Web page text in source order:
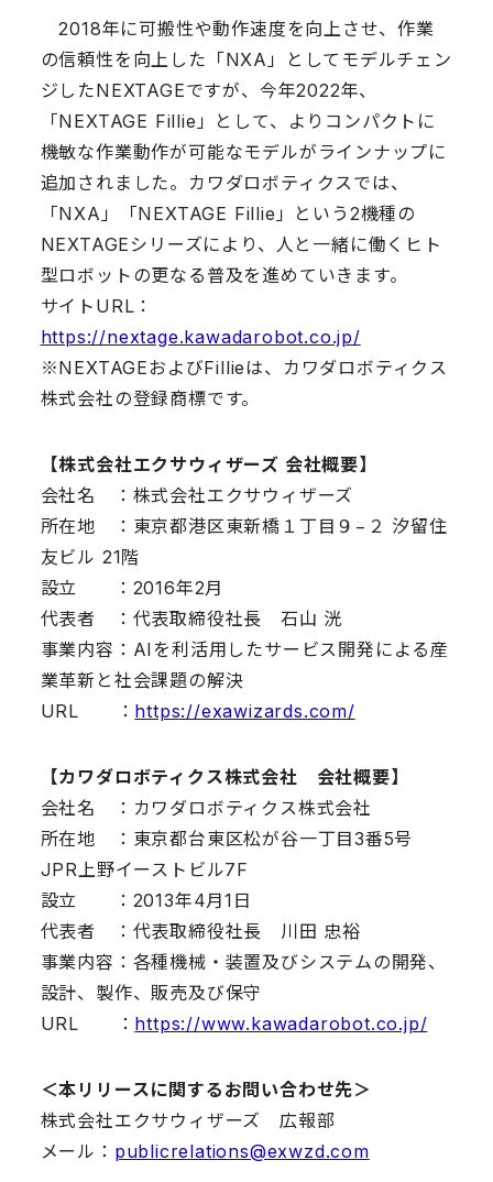
2018年に可搬性や動作速度を向上させ、作業
の信頼性を向上した「NXA」としてモデルチェン
ジしたNEXTAGEですが、今年2022年、
「NEXTAGE Fillie」として、よりコンパクトに
機敏な作業動作が可能なモデルがラインナップに
追加されました。カワダロボティクスでは、
「NXA」「NEXTAGE Fillie」という2機種の
NEXTAGEシリーズにより、人と一緒に働くヒト
型ロボットの更なる普及を進めていきます。
サイトURL：
https://nextage.kawadarobot.co.jp/
※NEXTAGEおよびFillieは、カワダロボティクス
株式会社の登録商標です。
【株式会社エクサウィザーズ 会社概要】
会社名 ：株式会社エクサウィザーズ
所在地 ：東京都港区東新橋１丁目９−２ 汐留住
友ビル 21階
設立 ：2016年2月
代表者 ：代表取締役社長 石山 洸
事業内容：AIを利活用したサービス開発による産
業革新と社会課題の解決
URL ： https://exawizards.com/
【カワダロボティクス株式会社 会社概要】
会社名 ：カワダロボティクス株式会社
所在地 ：東京都台東区松が谷一丁目3番5号
JPR上野イーストビル7F
設立 ：2013年4月1日
代表者 ：代表取締役社長 川田 忠裕
事業内容：各種機械・装置及びシステムの開発、
設計、製作、販売及び保守
URL ： https://www.kawadarobot.co.jp/
＜本リリースに関するお問い合わせ先＞
株式会社エクサウィザーズ 広報部
メール： publicrelations@exwzd.com